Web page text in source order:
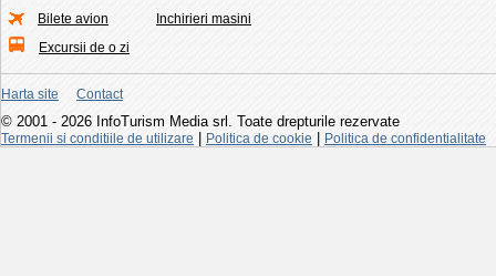
Bilete avion
Excursii de o zi
Inchirieri masini
Harta site Contact
© 2001 - 2026 InfoTurism Media srl. Toate drepturile rezervate
Termenii si conditiile de utilizare Politica de cookie Politica de confidentialitate